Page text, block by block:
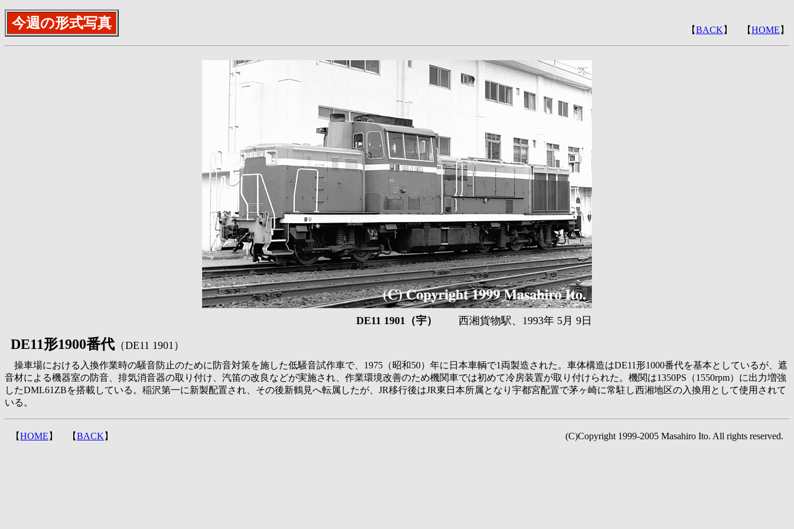
今週の形式写真 【BACK 】 【HOME 】
DE11 1901（宇） 西湘貨物駅、1993年 5月 9日
DE11形1900番代（DE11 1901）
操車場における入換作業時の騒音防止のために防音対策を施した低騒音試作車で、1975（昭和50）年に日本車輌で1両製造された。車体構造はDE11形1000番代を基本としているが、遮
音材による機器室の防音、排気消音器の取り付け、汽笛の改良などが実施され、作業環境改善のため機関車では初めて冷房装置が取り付けられた。機関は1350PS（1550rpm）に出力増強
したDML61ZBを搭載している。稲沢第一に新製配置され、その後新鶴見へ転属したが、JR移行後はJR東日本所属となり宇都宮配置で茅ヶ崎に常駐し西湘地区の入換用として使用されて
いる。
【HOME 】 【BACK 】 (C)Copyright 1999-2005 Masahiro Ito. All rights reserved.